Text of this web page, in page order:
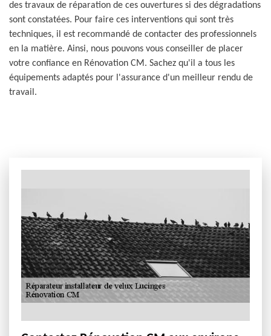
des travaux de réparation de ces ouvertures si des dégradations
sont constatées. Pour faire ces interventions qui sont très
techniques, il est recommandé de contacter des professionnels
en la matière. Ainsi, nous pouvons vous conseiller de placer
votre confiance en Rénovation CM. Sachez qu'il a tous les
équipements adaptés pour l'assurance d'un meilleur rendu de
travail.